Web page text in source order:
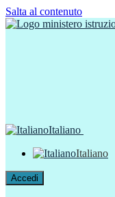
Salta al contenuto
Italiano
Italiano
Accedi